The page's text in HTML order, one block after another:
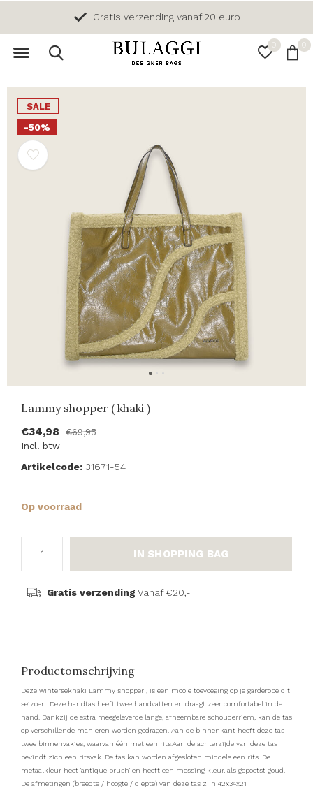
0 0
Gratis verzending vanaf 20 euro
SALE
-50%
Lammy shopper ( khaki )
€34,98
€69,95
Incl. btw
Artikelcode: 31671-54
Op voorraad
IN SHOPPING BAG
Gratis verzending Vanaf €20,-
Productomschrijving
Deze wintersekhaki Lammy shopper , is een mooie toevoeging op je garderobe dit
seizoen. Deze handtas heeft twee handvatten en draagt zeer comfortabel in de
hand. Dankzij de extra meegeleverde lange, afneembare schouderriem, kan de tas
op verschillende manieren worden gedragen. Aan de binnenkant heeft deze tas
twee binnenvakjes, waarvan één met een rits.Aan de achterzijde van deze tas
bevindt zich een ritsvak. De tas kan worden afgesloten middels een rits. De
metaalkleur heet 'antique brush' en heeft een messing kleur, als gepoetst goud.
De afmetingen (breedte / hoogte / diepte) van deze tas zijn 42x34x21